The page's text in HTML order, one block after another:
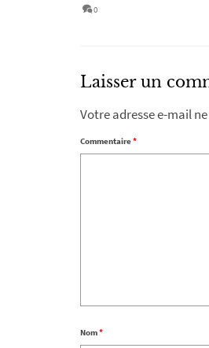
0
Laisser un
Votre adresse e-mail
Commentaire*
Nom*